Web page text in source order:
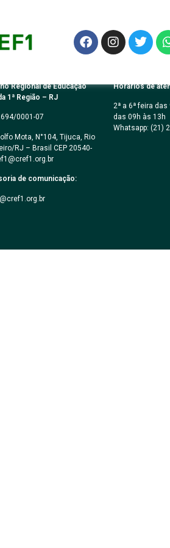
do Dia
Regional de Educação
1ª Região – RJ
0001-07
Mota, N°104, Tijuca, Rio
RJ – Brasil CEP 20540-
de comunicação:
Horários de
2ª a 6ª feira
das 09h às 13h
Whatsapp: (21)